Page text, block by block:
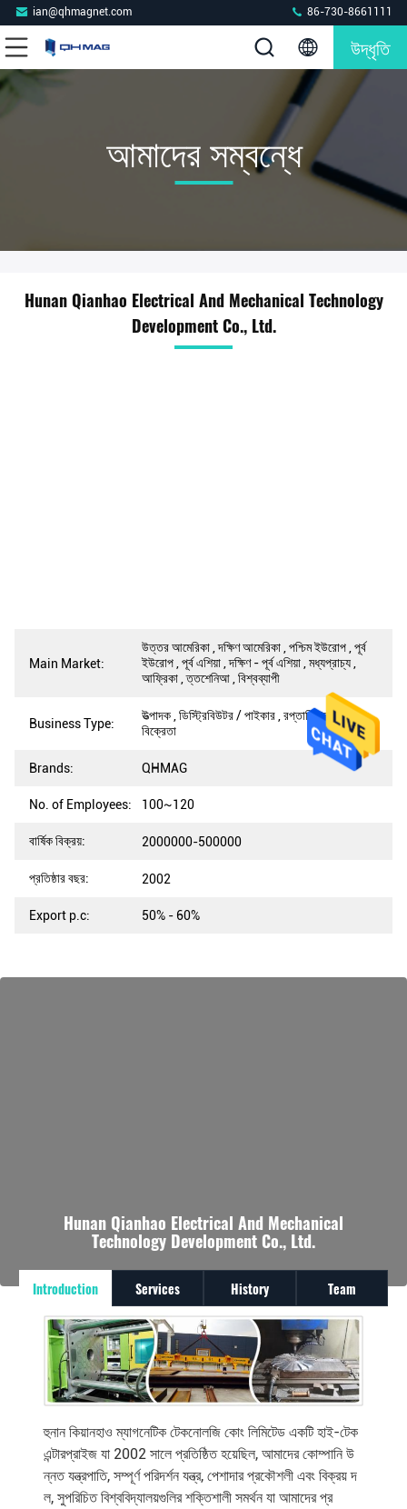
ian@qhmagnet.com 86-730-8661111
উদ্ধৃতি
আমাদের সম্বন্ধে
Hunan Qianhao Electrical And Mechanical Technology
Development Co., Ltd.
Main Market:
উত্তর আমেরিকা , দক্ষিণ আমেরিকা , পশ্চিম ইউরোপ , পূর্ব
ইউরোপ , পূর্ব এশিয়া , দক্ষিণ - পূর্ব এশিয়া , মধ্যপ্রাচ্য ,
আফ্রিকা , ত্তশেনিআ , বিশ্বব্যাপী
Business Type:
উত্পাদক , ডিস্ট্রিবিউটর / পাইকার , রপ্তানিকারক ,
বিক্রেতা
Brands: QHMAG
No. of Employees: 100~120
বার্ষিক বিক্রয়: 2000000-500000
প্রতিষ্ঠার বছর: 2002
Export p.c: 50% - 60%
Hunan Qianhao Electrical And Mechanical
Technology Development Co., Ltd.
Introduction Services History Team
হুনান কিয়ানহাও ম্যাগনেটিক টেকনোলজি কোং লিমিটেড একটি হাই-টেক
এন্টারপ্রাইজ যা 2002 সালে প্রতিষ্ঠিত হয়েছিল, আমাদের কোম্পানি উ
ন্নত যন্ত্রপাতি, সম্পূর্ণ পরিদর্শন যন্ত্র, পেশাদার প্রকৌশলী এবং বিক্রয় দ
ল, সুপরিচিত বিশ্ববিদ্যালয়গুলির শক্তিশালী সমর্থন যা আমাদের প্র